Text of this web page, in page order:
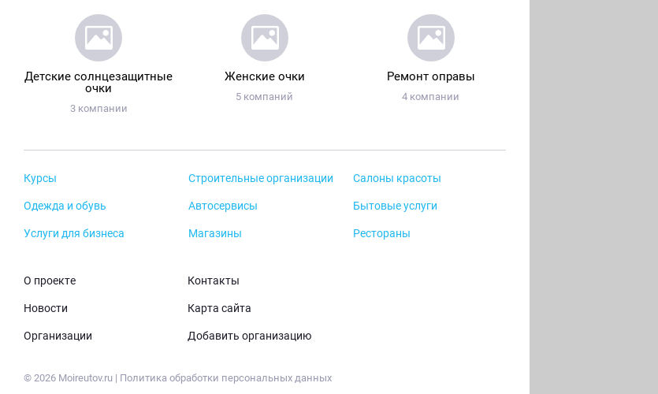
Детские солнцезащитные
очки
3 компании
Женские очки
5 компаний
Ремонт оправы
4 компании
Курсы
Одежда и обувь
Услуги для бизнеса
Строительные организации
Автосервисы
Магазины
Салоны красоты
Бытовые услуги
Рестораны
О проекте
Новости
Организации
Контакты
Карта сайта
Добавить организацию
© 2026 Moireutov.ru | Политика обработки персональных данных